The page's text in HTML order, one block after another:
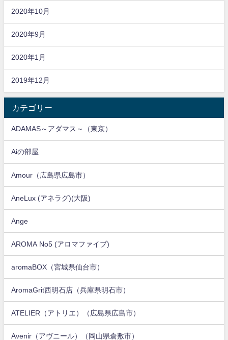
2020年10月
2020年9月
2020年1月
2019年12月
カテゴリー
ADAMAS～アダマス～（東京）
Aiの部屋
Amour（広島県広島市）
AneLux (アネラグ)(大阪)
Ange
AROMA No5 (アロマファイブ)
aromaBOX（宮城県仙台市）
AromaGrit西明石店（兵庫県明石市）
ATELIER（アトリエ）（広島県広島市）
Avenir（アヴニール）（岡山県倉敷市）